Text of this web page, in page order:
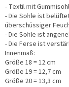
- Textil mit
- Die Sohle ist
überschüssiger
- Die Sohle ist
- Die Ferse ist
Innenmaß:
Größe 18 = 12 cm
Größe 19 = 12,7 cm
Größe 20 = 13,3 cm